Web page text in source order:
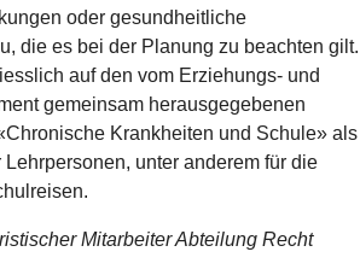
oder gesundheitliche
die es bei der Planung zu beachten gilt.
auf den vom Erziehungs- und
gemeinsam herausgegebenen
Krankheiten und Schule» als
unter anderem für die
Mitarbeiter Abteilung Recht